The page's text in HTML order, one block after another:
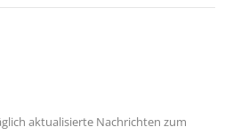
aktualisierte Nachrichten zum